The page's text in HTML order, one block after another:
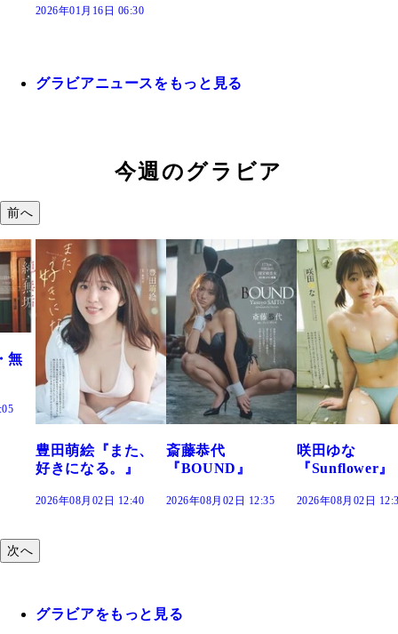
2026年01月16日 06:30
グラビアニュースをもっと見る
今週のグラビア
前へ
豊田萌絵『また、
好きになる。』
2026年08月02日 12:40
斎藤恭代
『BOUND』
2026年08月02日 12:35
咲田ゆな
『Sunflower』
2026年08月02日
無
次へ
グラビアをもっと見る